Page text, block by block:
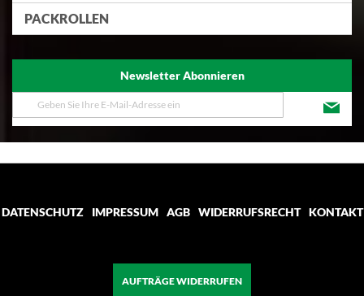
PACKROLLEN
Newsletter Abonnieren
Melden
Sie
unseren
DATENSCHUTZ
IMPRESSUM AGB WIDERRUFSRECHT KONTAKT
AUFTRÄGE WIDERRUFEN